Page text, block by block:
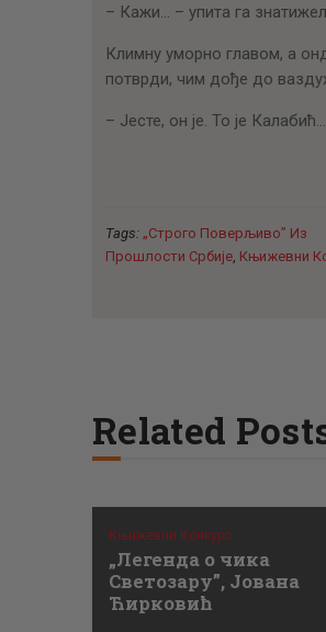
– Кажи… – упита га
Климну уморно главом, а
потврди, чим дође до
– Јесте, он је. То је Калабић…
Tags: „Строго Поверљиво” Из
Прошлости Србије, Књижевни
Related
Књижевни Конкурс
„Легенда о чика
Светозару”, Јована
Ћирковић